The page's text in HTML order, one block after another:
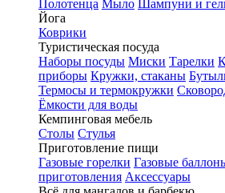
Полотенца Мыло Шампуни и
Йога
Коврики
Туристическая посуда
Наборы посуды Миски Тарелки
приборы Кружки, стаканы
Термосы и термокружки
Ёмкости для воды
Кемпинговая мебель
Столы Стулья
Приготовление пищи
Газовые горелки Газовые
приготовления Аксессуары